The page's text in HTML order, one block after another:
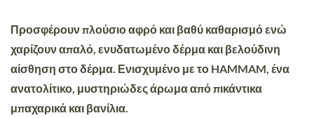
Προσφέρουν πλούσιο αφρό και βαθύ καθαρισμό ενώ
χαρίζουν απαλό, ενυδατωμένο δέρμα και βελούδινη
αίσθηση στο δέρμα. Ενισχυμένο με το HAMMAM, ένα
ανατολίτικο, μυστηριώδες άρωμα από πικάντικα
μπαχαρικά και βανίλια.